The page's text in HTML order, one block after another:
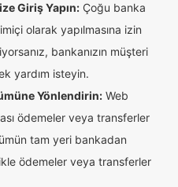
Giriş Yapın: Çoğu banka
olarak yapılmasına izin
bankanızın müşteri
yardım isteyin.
Yönlendirin: Web
ödemeler veya transferler
tam yeri bankadan
ödemeler veya transferler